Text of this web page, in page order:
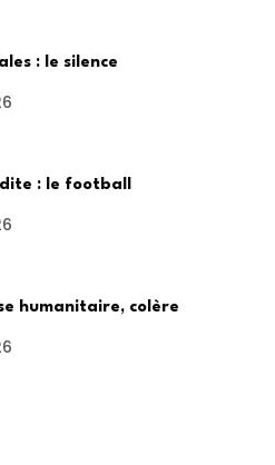
: le silence
: le football
humanitaire, colère